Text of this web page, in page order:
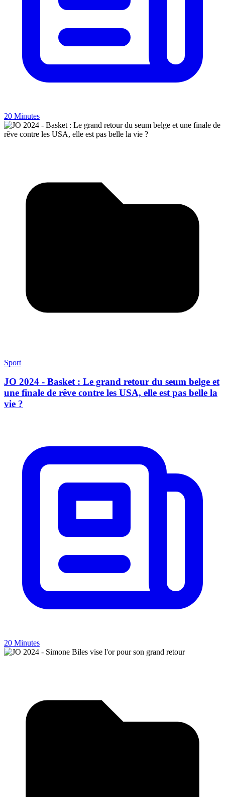
20 Minutes
Sport
JO 2024 - Basket : Le grand retour du seum belge et
une finale de rêve contre les USA, elle est pas belle la
vie ?
20 Minutes